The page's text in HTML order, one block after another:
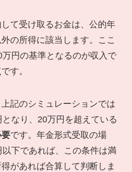
て受け取るお金は、公的年
の所得に該当します。ここ
円の基準となるのが収入で
す。
記のシミュレーションでは
なり、20万円を超えている
です。年金形式受取の場
下であれば、この条件は満
があれば合算して判断しま